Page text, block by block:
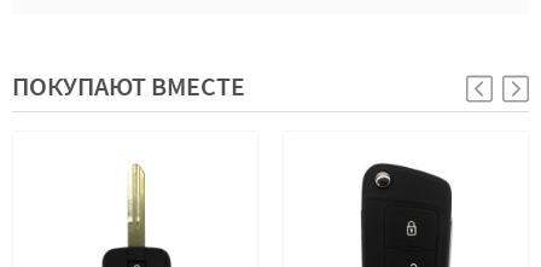
ПОКУПАЮТ ВМЕСТЕ